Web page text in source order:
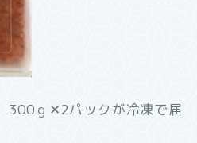
300ｇ✕2パックが冷凍で届